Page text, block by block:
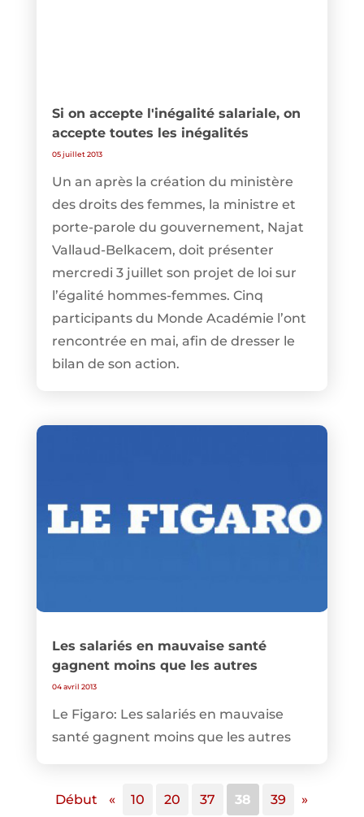
Si on accepte l'inégalité salariale, on
accepte toutes les inégalités
05 juillet 2013
Un an après la création du ministère
des droits des femmes, la ministre et
porte-parole du gouvernement, Najat
Vallaud-Belkacem, doit présenter
mercredi 3 juillet son projet de loi sur
l’égalité hommes-femmes. Cinq
participants du Monde Académie l’ont
rencontrée en mai, afin de dresser le
bilan de son action.
Les salariés en mauvaise santé
gagnent moins que les autres
04 avril 2013
Le Figaro: Les salariés en mauvaise
santé gagnent moins que les autres
Début « 10 20 37 38 39 »